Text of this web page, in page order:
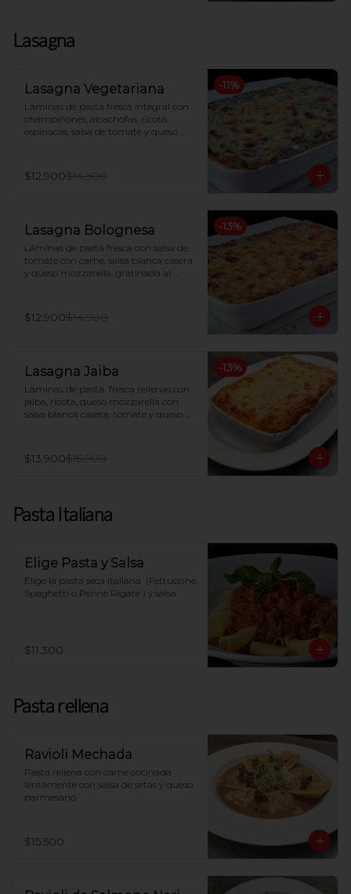
Lasagna
-11%
Lasagna Vegetariana
Láminas de pasta fresca integral con
champiñones, alcachofas, ricota,
espinacas, salsa de tomate y queso
$12.900$14.500
-13%
Lasagna Bolognesa
Láminas de pasta fresca con salsa de
tomate con carne, salsa blanca casera
y queso mozzarella, gratinada al
$12.900$14.900
-13%
Lasagna Jaiba
Láminas de pasta  fresca rellenas con
jaiba, ricota, queso mozzarella con
salsa blanca casera, tomate y queso
$13.900$15.900
Pasta Italiana
Elige Pasta y Salsa
Elige la pasta seca italiana  (Fettuccine,
Spaghetti o Penne Rigate ) y salsa.
$11.300
Pasta rellena
Ravioli Mechada
Pasta rellena con carne cocinada
lentamente con salsa de setas y queso
parmesano
$15.500